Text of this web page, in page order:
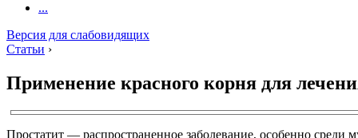
...
Версия для слабовидящих
Статьи ›
Применение красного корня для
Простатит — распространенное заболевание, особенно среди